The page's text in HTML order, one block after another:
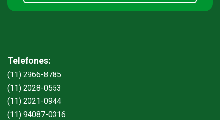
Telefones:
(11) 2966-8785
(11) 2028-0553
(11) 2021-0944
(11) 94087-0316